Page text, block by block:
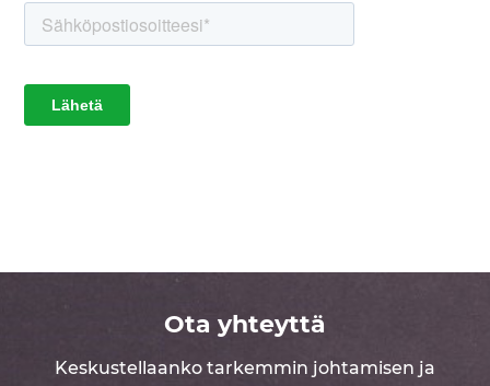
Ota yhteyttä
Keskustellaanko tarkemmin johtamisen ja